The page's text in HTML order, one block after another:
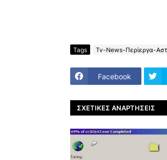
Tags Tv-News-Περίεργα-
Facebook
ΣΧΕΤΙΚΈΣ ΑΝΑΡΤΉΣΕΙΣ